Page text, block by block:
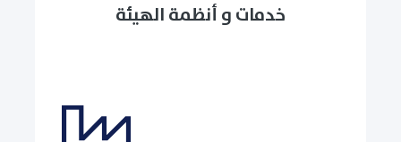
خدمات و أنظمة الهيئة